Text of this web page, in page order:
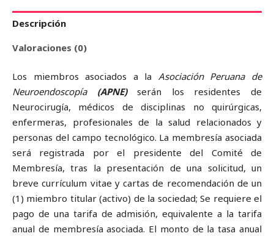
Descripción
Valoraciones (0)
Los miembros asociados a la Asociación Peruana de
Neuroendoscopía (APNE)serán los residentes de
Neurocirugía, médicos de disciplinas no quirúrgicas,
enfermeras, profesionales de la salud relacionados y
personas del campo tecnológico. La membresía asociada
será registrada por el presidente del Comité de
Membresía, tras la presentación de una solicitud, un
breve currículum vitae y cartas de recomendación de un
(1) miembro titular (activo) de la sociedad; Se requiere el
pago de una tarifa de admisión, equivalente a la tarifa
anual de membresía asociada. El monto de la tasa anual